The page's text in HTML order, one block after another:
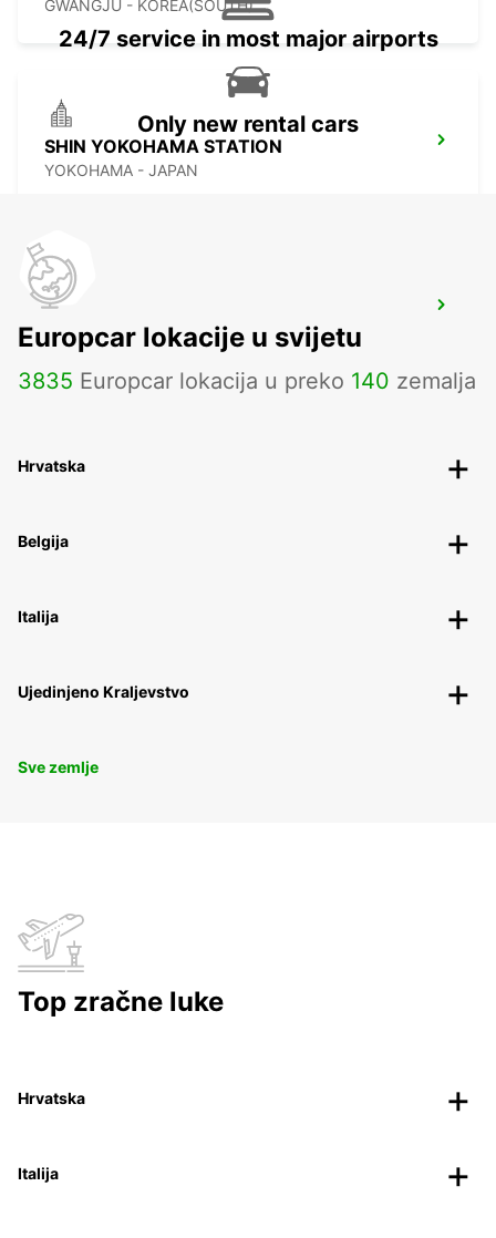
GWANGJU - KOREA(SOUTH)
SHIN YOKOHAMA STATION
YOKOHAMA - JAPAN
TOKYO INTERNATIONAL AIRPORT
OTA KU - JAPAN
24/7 service in most major airports
Only new rental cars
Europcar lokacije u svijetu
3835 Europcar lokacija u preko 140 zemalja
Hrvatska
Belgija
Italija
Ujedinjeno Kraljevstvo
Sve zemlje
Top zračne luke
Hrvatska
Italija